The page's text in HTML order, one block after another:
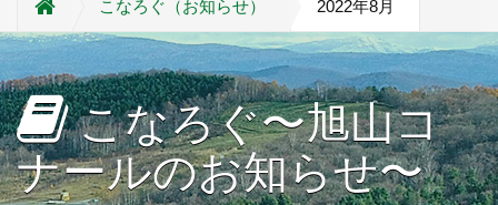
こなろぐ（お知らせ） 2022年8月
こなろぐ〜旭山コ
ナールのお知らせ〜